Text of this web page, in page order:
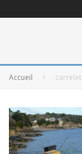
Accueil carrelet